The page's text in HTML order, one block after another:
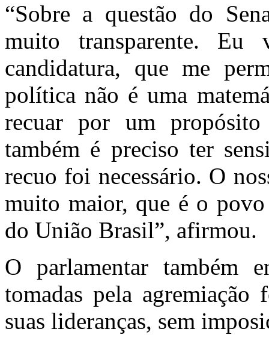
“Sobre a questão do
muito transparente.
candidatura, que me
política não é uma
recuar por um
também é preciso ter
recuo foi necessário. O
muito maior, que é o
do União Brasil”, afirmou.
O parlamentar também
tomadas pela
suas lideranças, sem